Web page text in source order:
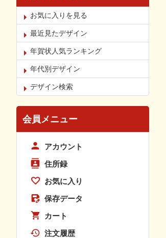
お気に入りを見る
最近見たデザイン
年賀状人気ランキング
年代別デザイン
デザイン検索
会員メニュー
アカウント
住所録
お気に入り
保存データ
カート
注文履歴